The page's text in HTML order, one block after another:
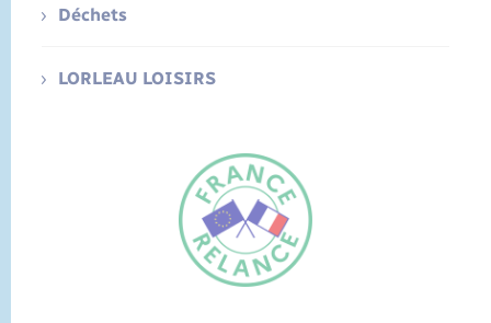
Déchets
LORLEAU LOISIRS